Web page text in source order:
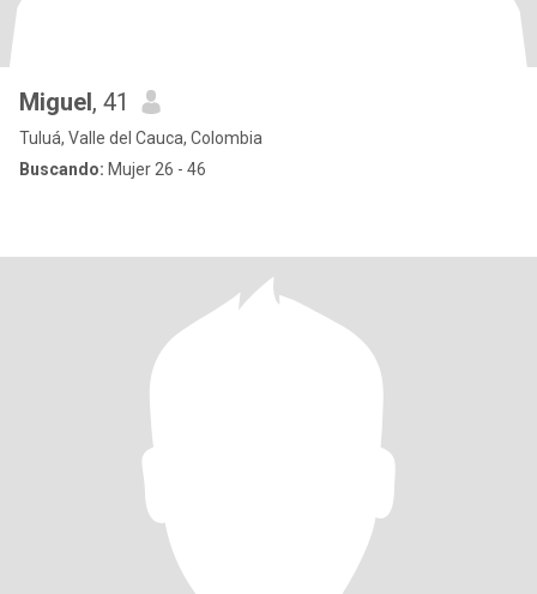
Miguel, 41
Tuluá, Valle del Cauca, Colombia
Buscando: Mujer 26 - 46